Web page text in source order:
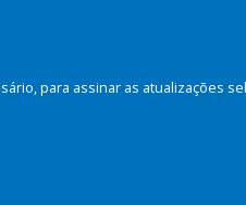
para assinar as atualizações